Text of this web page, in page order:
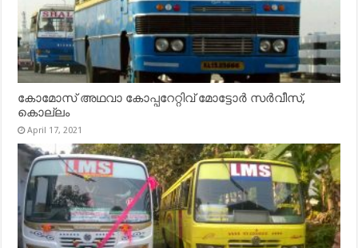
കോമോസ് അഥവാ കോപ്പറേറ്റിവ് മോട്ടോര്‍ സര്‍വീസ്,
കൊല്ലം
April 17, 2021